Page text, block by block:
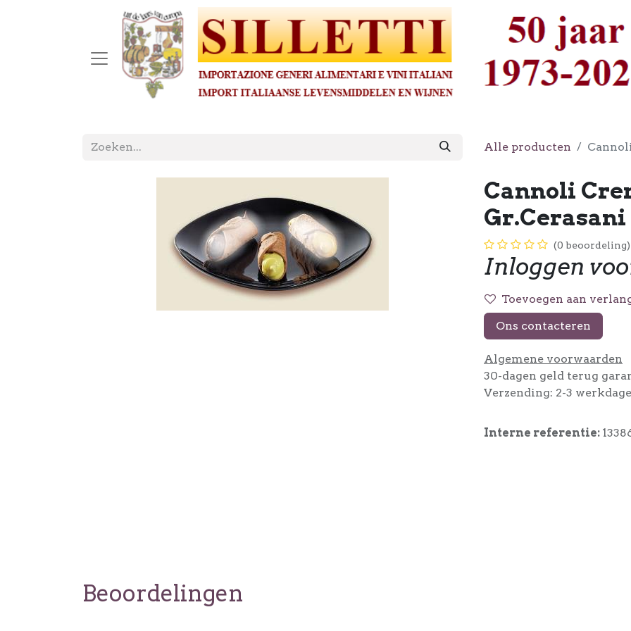
Alle producten
Cannoli
Gr.Cerasani
(0 beoordeling)
Inloggen
Toevoegen aan
Ons contacteren
Algemene voorwaarden
30-dagen geld terug
Verzending: 2-3
Interne referentie:
Beoordelingen